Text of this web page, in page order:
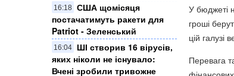
16:18 США щомісяця
постачатимуть ракети для
Patriot - Зеленський
16:04
ШІ створив 16 вірусів,
яких ніколи не існувало:
Вчені зробили тривожне
У бюджеті
гроші
цій галузі
Перевага